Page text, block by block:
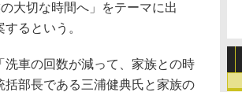
大切な時間へ」をテーマに出
るという。
車の回数が減って、家族との時
部長である三浦健典氏と家族の